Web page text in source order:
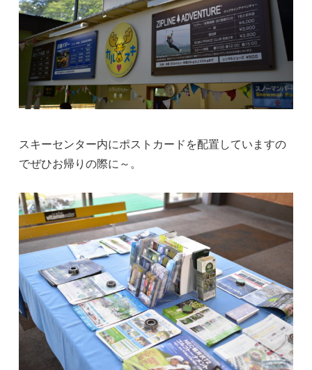
スキーセンター内にポストカードを配置していますの
でぜひお帰りの際に～。